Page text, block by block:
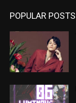
POPULAR POSTS